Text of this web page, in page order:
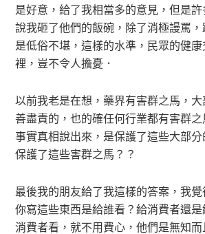
是好意，給了我相當多的意見，但是
說我砸了他們的飯碗，除了消極謾罵
是低俗不堪，這樣的水準，民眾的健
裡，豈不令人擔憂．
以前我老是在想，藥界有害群之馬，
善盡責的，也的確任何行業都有害群
事實真相說出來，是保護了這些大部
保護了這些害群之馬？？
最後我的朋友給了我這樣的答案，我
你寫這些東西是給誰看？給消費者還
消費者看，就不用費心，他們是無知